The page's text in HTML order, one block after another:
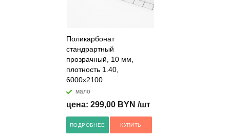
Поликарбонат
стандрартный
прозрачный, 10 мм,
плотность 1.40,
6000x2100
мало
цена: 299,00 BYN /шт
ПОДРОБНЕЕ КУПИТЬ